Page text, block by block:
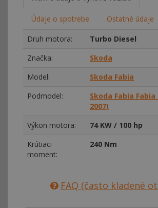
Údaje o spotrebe Ostatné údaje
Druh motora:
Turbo Diesel
Značka:
Skoda
Model:
Skoda Fabia
Podmodel:
Skoda Fabia Fabia
2007)
Výkon motora:
74 KW / 100 hp
Krútiaci
moment:
240 Nm
FAQ (často kladené